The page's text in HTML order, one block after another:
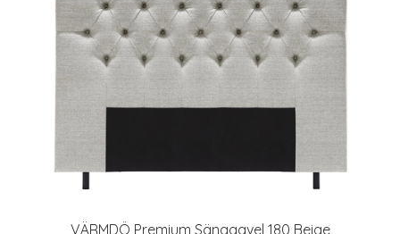
VÄRMDÖ Premium Sänggavel 180 Beige